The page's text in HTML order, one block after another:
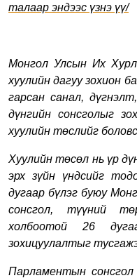
талаар эндээс үзнэ үү/
Монгол Улсын Их
хуулийн дагуу зохион
гарсан санал,
дүнгийн сонсголыг
хуулийн төслийг
Хуулийн төсөл нь үр
эрх зүйн үндсийг
дугаар бүлэг буюу
сонсгол, түүний
холбоотой 26
зохицуулалтыг
Парламентын сонсгол